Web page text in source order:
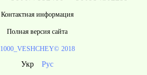
Контактная информация
Полная версия сайта
1000_VESHCHEY© 2018
Укр Рус